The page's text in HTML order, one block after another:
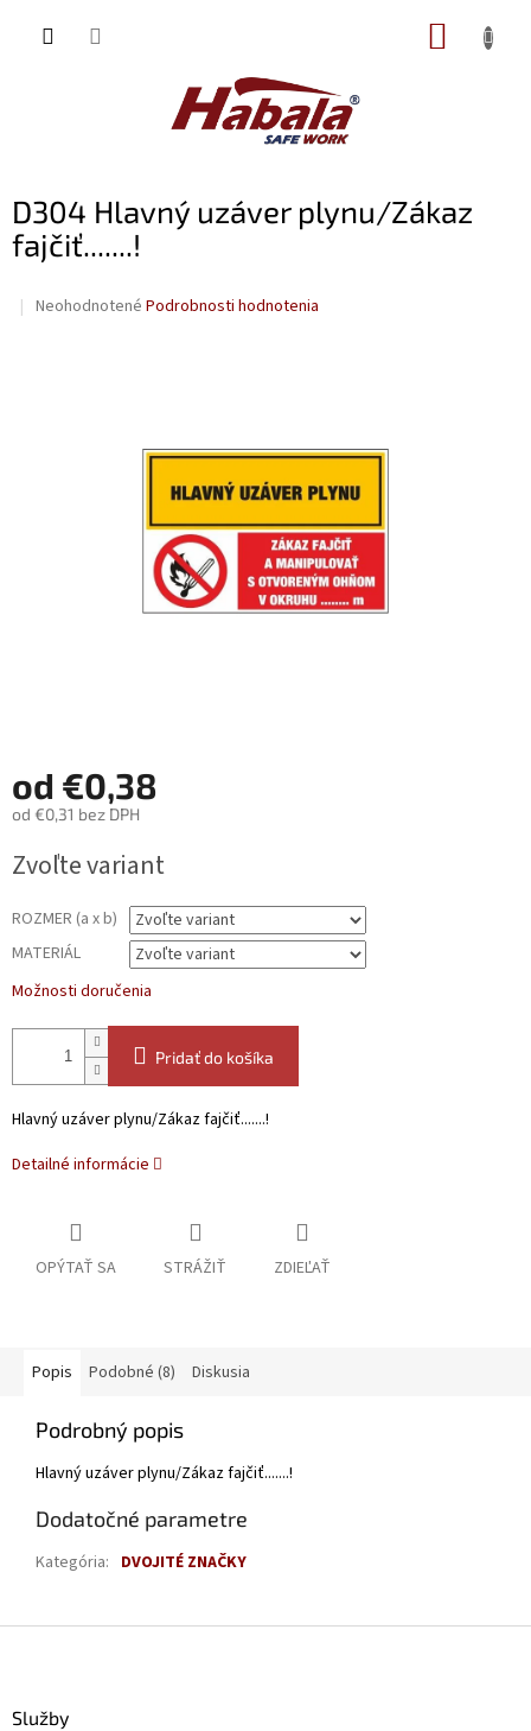
D304 Hlavný uzáver plynu/Zákaz
fajčiť.......!
Priemerné
Neohodnotené Podrobnosti hodnotenia
od €0,38
od €0,31 bez DPH
cena:
Zvoľte variant
ROZMER (a x b)
MATERIÁL
Možnosti doručenia
Pridať do košíka
Hlavný uzáver plynu/Zákaz fajčiť.......!
Detailné informácie
OPÝTAŤ SA STRÁŽIŤ ZDIEĽAŤ
Popis Podobné (8) Diskusia
Podrobný popis
Hlavný uzáver plynu/Zákaz fajčiť.......!
Dodatočné parametre
Kategória: DVOJITÉ ZNAČKY
Služby